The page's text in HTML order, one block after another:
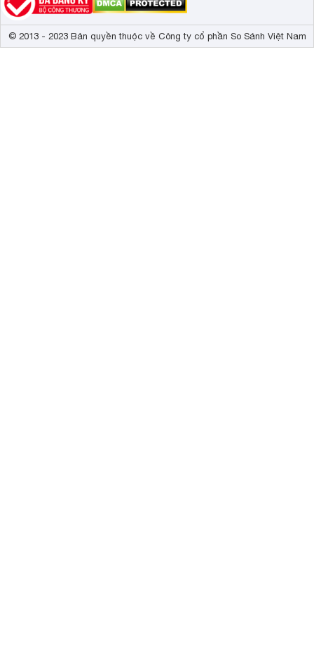
© 2013 - 2023 Bản quyền thuộc về Công ty cổ phần So Sánh Việt Nam